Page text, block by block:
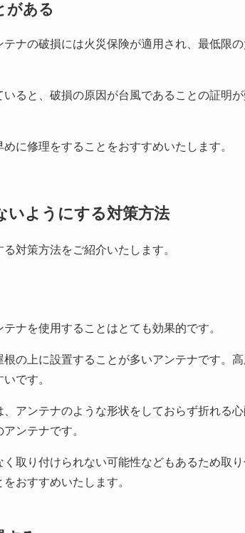
がある
ナの破損には火災保険が適用され、最低限
ると、破損の原因が台風であることの証明
に修理をすることをおすすめいたします。
いようにする対策方法
対策方法をご紹介いたします。
ナを使用することはとても効果的です。
の上に設置することが多いアンテナです。
です。
アンテナのような形状をしておらず折れる
ンテナです。
取り付けられない可能性などもあるため取
おすすめいたします。